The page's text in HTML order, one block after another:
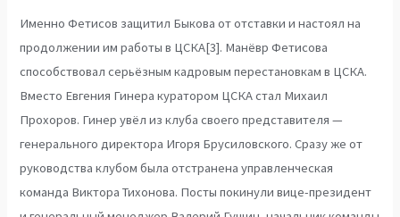
Именно Фетисов защитил Быкова от отставки и настоял на
продолжении им работы в ЦСКА[3]. Манёвр Фетисова
способствовал серьёзным кадровым перестановкам в ЦСКА.
Вместо Евгения Гинера куратором ЦСКА стал Михаил
Прохоров. Гинер увёл из клуба своего представителя —
генерального директора Игоря Брусиловского. Сразу же от
руководства клубом была отстранена управленческая
команда Виктора Тихонова. Посты покинули вице-президент